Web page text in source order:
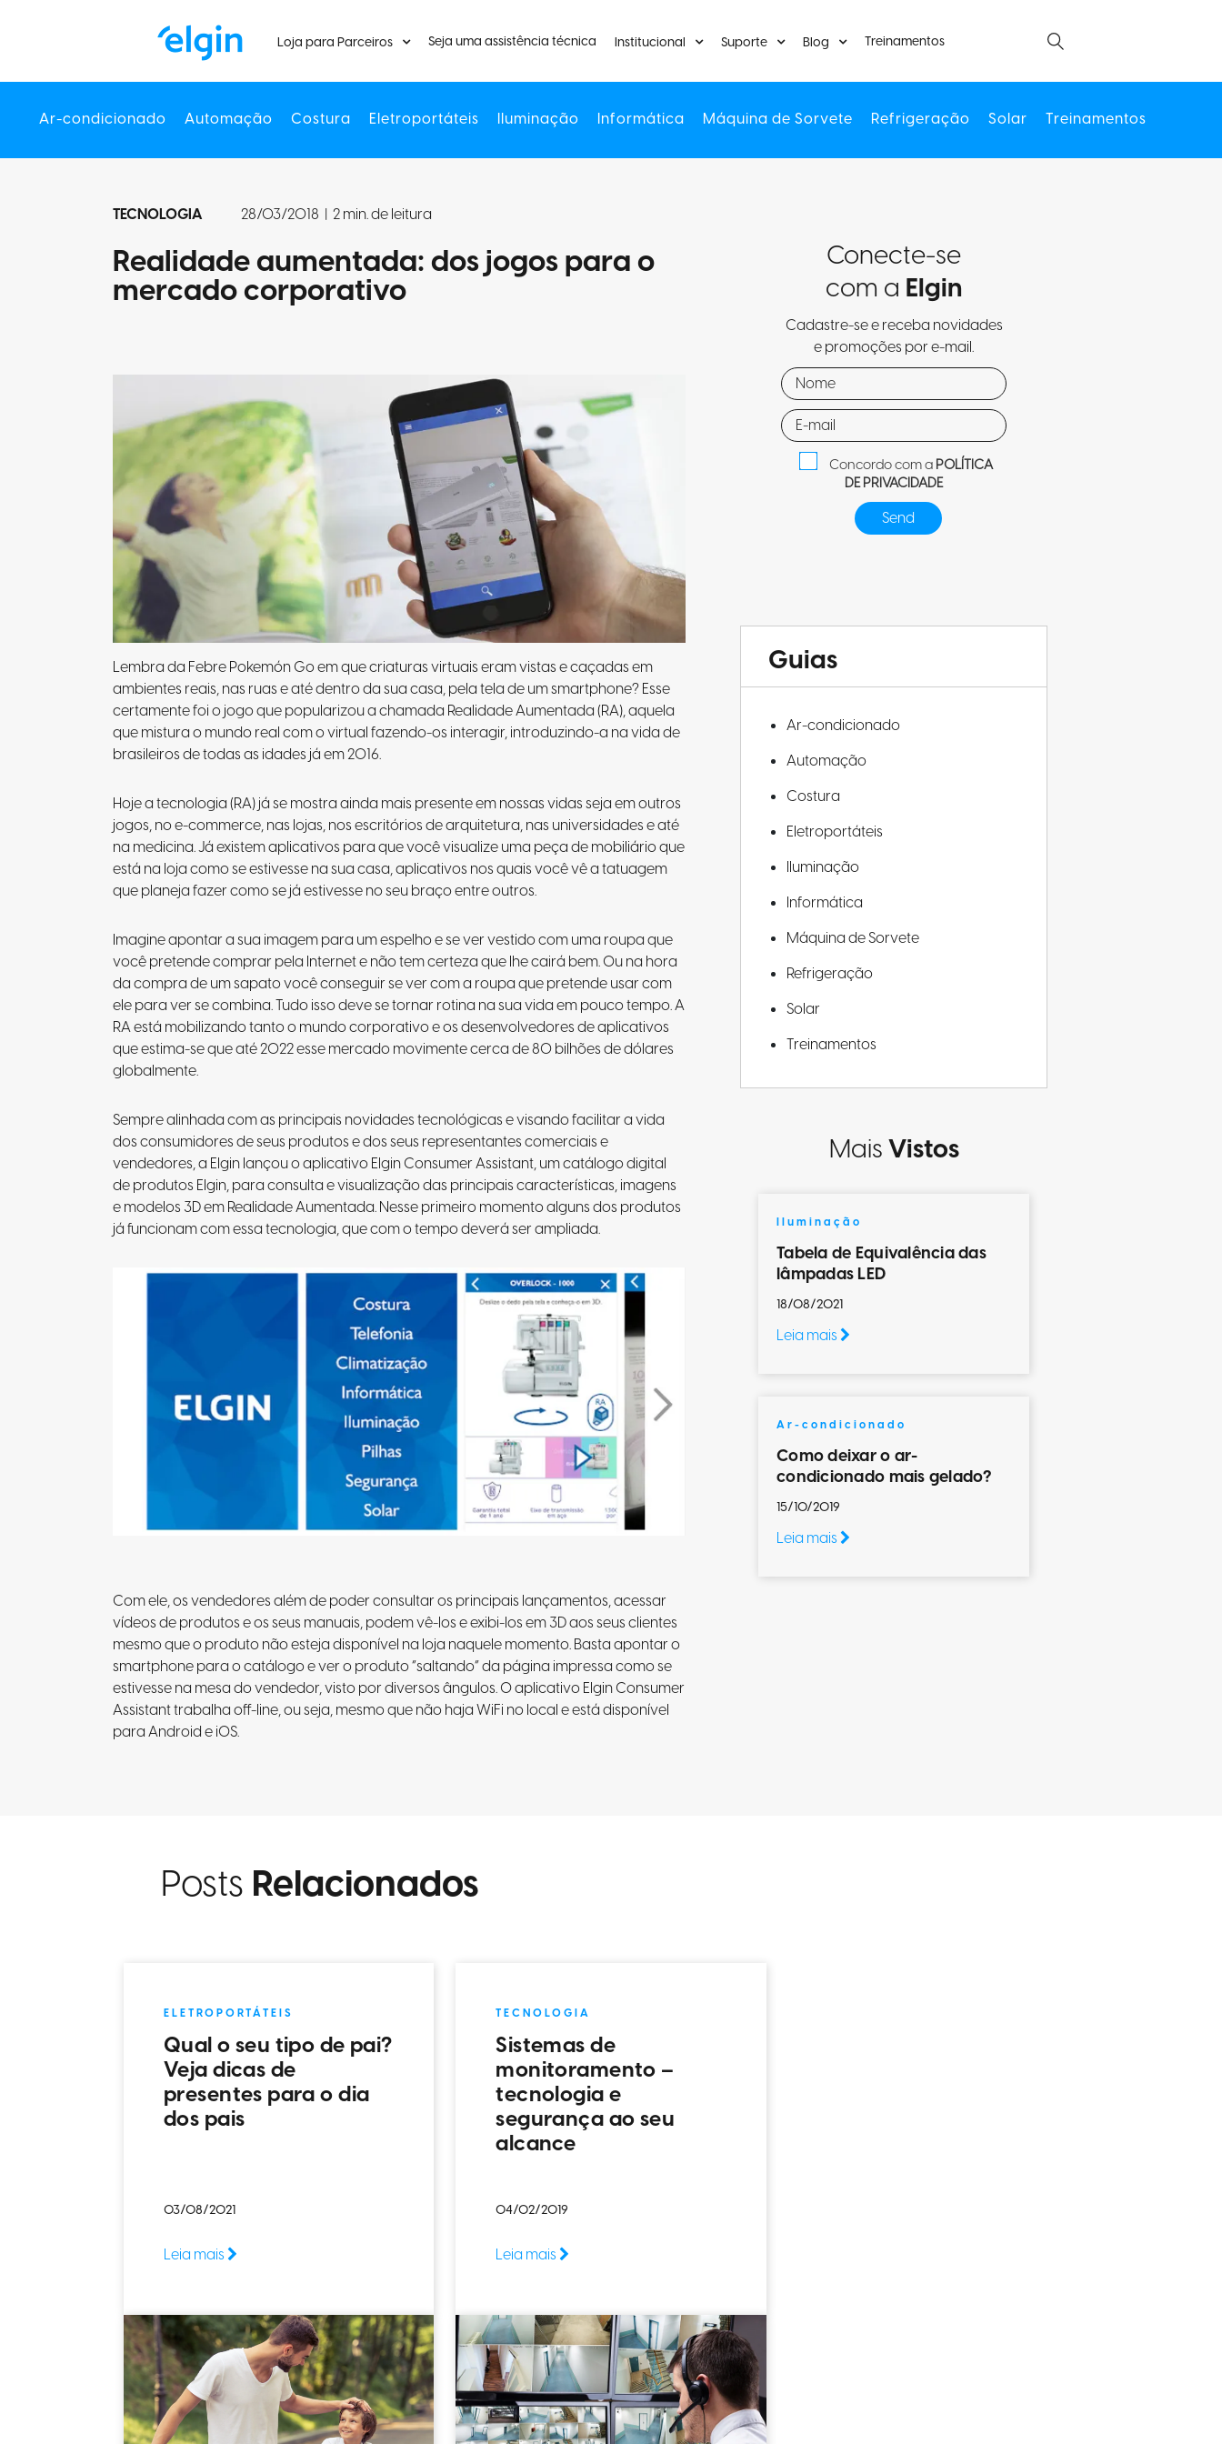
Loja para Parceiros Seja uma assistência técnica Institucional Suporte Blog Treinamentos
Ar-condicionado Automação Costura Eletroportáteis Iluminação Informática Máquina de Sorvete Refrigeração Solar Treinamentos
TECNOLOGIA 28/03/2018 | 2 min. de leitura
Realidade aumentada: dos jogos para o
mercado corporativo
Lembra da Febre Pokemón Go em que criaturas virtuais eram vistas e caçadas em
ambientes reais, nas ruas e até dentro da sua casa, pela tela de um smartphone? Esse
certamente foi o jogo que popularizou a chamada Realidade Aumentada (RA), aquela
que mistura o mundo real com o virtual fazendo-os interagir, introduzindo-a na vida de
brasileiros de todas as idades já em 2016.
Hoje a tecnologia (RA) já se mostra ainda mais presente em nossas vidas seja em outros
jogos, no e-commerce, nas lojas, nos escritórios de arquitetura, nas universidades e até
na medicina. Já existem aplicativos para que você visualize uma peça de mobiliário que
está na loja como se estivesse na sua casa, aplicativos nos quais você vê a tatuagem
que planeja fazer como se já estivesse no seu braço entre outros.
Imagine apontar a sua imagem para um espelho e se ver vestido com uma roupa que
você pretende comprar pela Internet e não tem certeza que lhe cairá bem. Ou na hora
da compra de um sapato você conseguir se ver com a roupa que pretende usar com
ele para ver se combina. Tudo isso deve se tornar rotina na sua vida em pouco tempo. A
RA está mobilizando tanto o mundo corporativo e os desenvolvedores de aplicativos
que estima-se que até 2022 esse mercado movimente cerca de 80 bilhões de dólares
globalmente.
Sempre alinhada com as principais novidades tecnológicas e visando facilitar a vida
dos consumidores de seus produtos e dos seus representantes comerciais e
vendedores, a Elgin lançou o aplicativo Elgin Consumer Assistant, um catálogo digital
de produtos Elgin, para consulta e visualização das principais características, imagens
e modelos 3D em Realidade Aumentada. Nesse primeiro momento alguns dos produtos
já funcionam com essa tecnologia, que com o tempo deverá ser ampliada.
Com ele, os vendedores além de poder consultar os principais lançamentos, acessar
vídeos de produtos e os seus manuais, podem vê-los e exibi-los em 3D aos seus clientes
mesmo que o produto não esteja disponível na loja naquele momento. Basta apontar o
smartphone para o catálogo e ver o produto “saltando” da página impressa como se
estivesse na mesa do vendedor, visto por diversos ângulos. O aplicativo Elgin Consumer
Assistant trabalha off-line, ou seja, mesmo que não haja WiFi no local e está disponível
para Android e iOS.
Conecte-se
com a Elgin
Cadastre-se e receba novidades
e promoções por e-mail.
Concordo com aPOLÍTICA
DE PRIVACIDADE
Guias
Ar-condicionado
Automação
Costura
Eletroportáteis
Iluminação
Informática
Máquina de Sorvete
Refrigeração
Solar
Treinamentos
MaisVistos
Iluminação
Tabela de Equivalência das
lâmpadas LED
18/08/2021
Leia mais
Ar-condicionado
Como deixar o ar-
condicionado mais gelado?
15/10/2019
Leia mais
Posts Relacionados
ELETROPORTÁTEIS
Qual o seu tipo de pai?
Veja dicas de
presentes para o dia
dos pais
03/08/2021
Leia mais
TECNOLOGIA
Sistemas de
monitoramento –
tecnologia e
segurança ao seu
alcance
04/02/2019
Leia mais